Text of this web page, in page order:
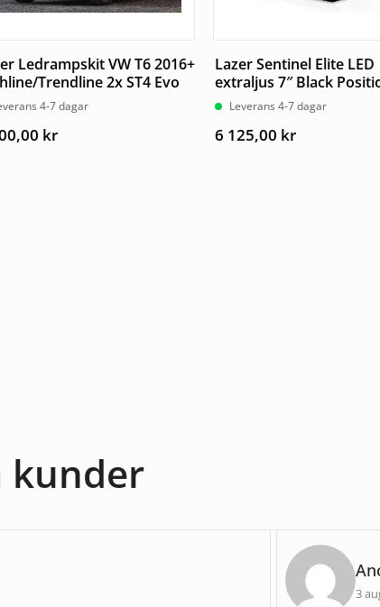
Ledrampskit VW T6 2016+
Trendline 2x ST4 Evo
4-7 dagar
kr
Lazer Sentinel Elite LED
extraljus 7″ Black
Leverans 4-7 dagar
6 125,00 kr
kunder
3